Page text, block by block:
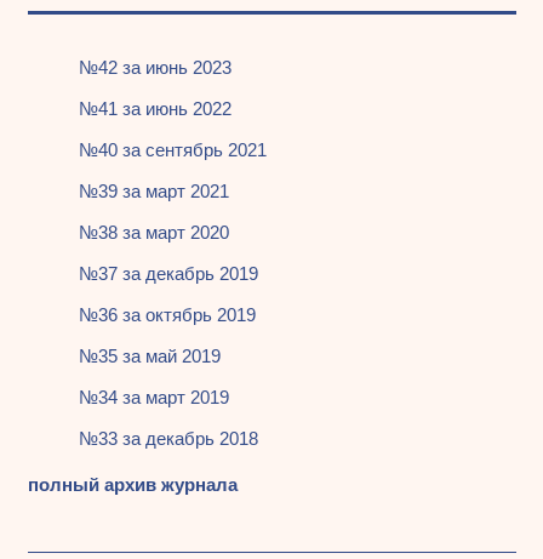
№42 за июнь 2023
№41 за июнь 2022
№40 за сентябрь 2021
№39 за март 2021
№38 за март 2020
№37 за декабрь 2019
№36 за октябрь 2019
№35 за май 2019
№34 за март 2019
№33 за декабрь 2018
полный архив журнала